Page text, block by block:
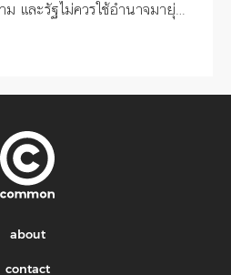
และรัฐไม่ควรใช้อำนาจมายุ่ง
about
contact